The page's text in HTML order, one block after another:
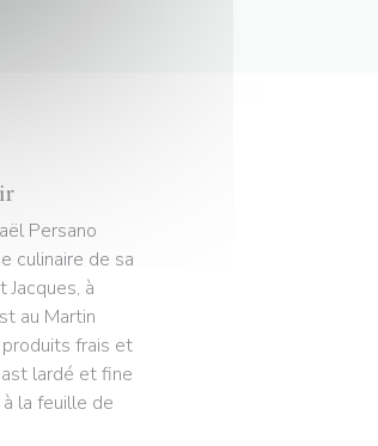
Persano
culinaire de sa
à
au Martin
produits frais et
lardé et fine
la feuille de